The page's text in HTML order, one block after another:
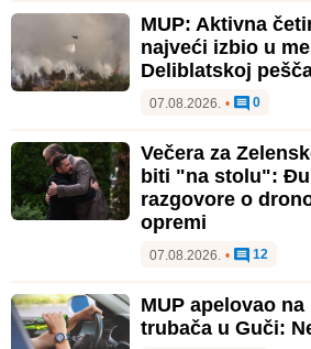
MUP: Aktivna
najveći izbio u
Deliblatskoj
07.08.2026. • 0
Večera za
biti "na stolu":
razgovore o
opremi
07.08.2026. • 12
MUP apelovao
trubača u Guči: